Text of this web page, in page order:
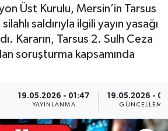
Üst Kurulu, Mersin’in Tarsus
saldırıyla ilgili yayın yasağı
Kararın, Tarsus 2. Sulh Ceza
soruşturma kapsamında
19.05.2026 - 01:47
YAYINLANMA
19.05.2026 -
GÜNCELLEME